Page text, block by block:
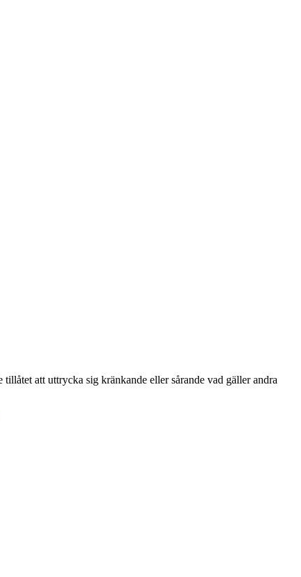
att uttrycka sig kränkande eller sårande vad gäller andra